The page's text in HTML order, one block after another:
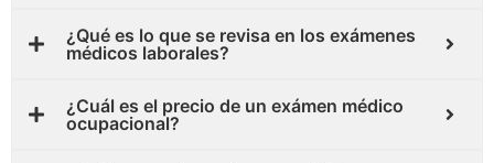
¿Qué es lo que se revisa en los exámenes
médicos laborales?
¿Cuál es el precio de un exámen médico
ocupacional?